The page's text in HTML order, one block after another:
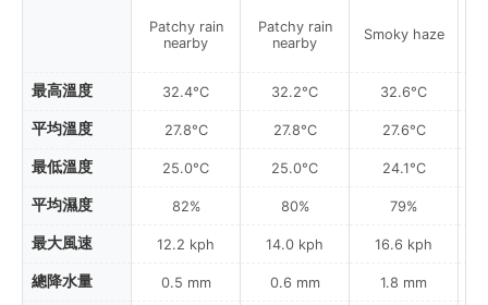
最高溫度
平均溫度
最低溫度
平均濕度
最大風速
總降水量
Patchy rain
nearby
32.4°C
27.8°C
25.0°C
82%
12.2 kph
0.5 mm
Patchy rain
nearby
32.2°C
27.8°C
25.0°C
80%
14.0 kph
0.6 mm
Smoky haze
32.6°C
27.6°C
24.1°C
79%
16.6 kph
1.8 mm